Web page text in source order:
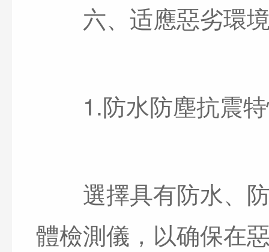
六、适應惡劣環境
1.防水防塵抗震特
選擇具有防水、防
體檢測儀，以确保在